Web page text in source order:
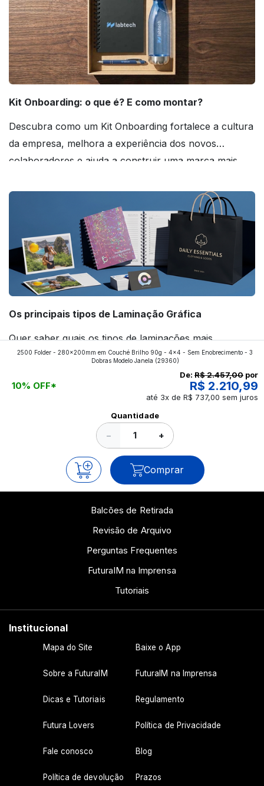
Kit Onboarding: o que é? E como montar?
Descubra como um Kit Onboarding fortalece a cultura
da empresa, melhora a experiência dos novos
colaboradores e ajuda a construir uma marca mais
Os principais tipos de Laminação Gráfica
Quer saber quais os tipos de laminações mais
aplicados nos impressos da gráfica FuturaIM? Então,
continue a leitura que vamos revelar para você!
2500 Folder - 280x200mm em Couché Brilho 90g - 4x4 - Sem Enobrecimento - 3
Dobras Modelo Janela (29360)
10% OFF*
De: R$ 2.457,00 por
R$ 2.210,99
até 3x de R$ 737,00 sem juros
Quantidade
− +
Comprar
Balcões de Retirada
Revisão de Arquivo
Perguntas Frequentes
FuturaIM na Imprensa
Tutoriais
Institucional
Mapa do Site Baixe o App
Sobre a FuturaIM FuturaIM na Imprensa
Dicas e Tutoriais Regulamento
Futura Lovers Política de Privacidade
Fale conosco Blog
Política de devolução Prazos